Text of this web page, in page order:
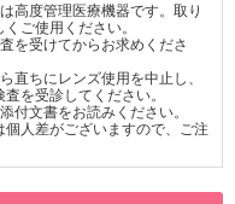
高度管理医療機器です。取り
ご使用ください。
を受けてからお求めくださ
直ちにレンズ使用を中止し、
を受診してください。
付文書をお読みください。
人差がございますので、ご注